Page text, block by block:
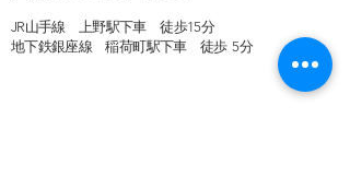
JR山手線 上野駅下車 徒歩15分
地下鉄銀座線 稲荷町駅下車 徒歩 5分